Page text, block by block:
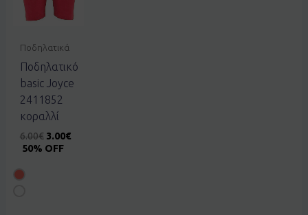
Ποδηλατικά
Ποδηλατικό
basic Joyce
2411852
κοραλλί
6.00€ 3.00€
50% OFF